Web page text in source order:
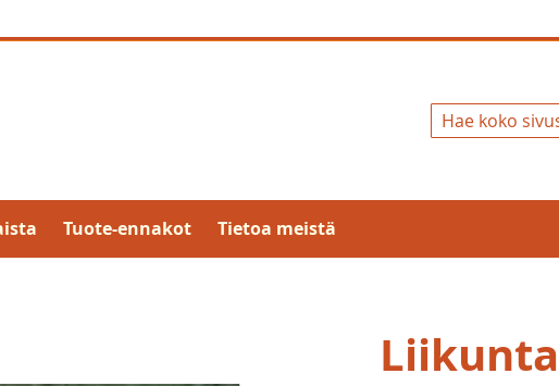
Tuote-ennakot Tietoa meistä